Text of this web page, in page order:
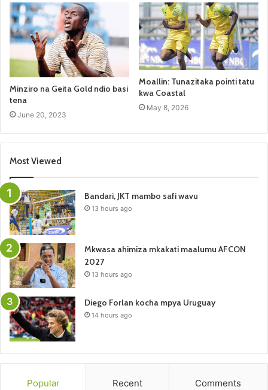
Minziro na Geita Gold ndio basi
tena
June 20, 2023
Moallin: Tunazitaka pointi tatu
kwa Coastal
May 8, 2026
Most Viewed
Bandari, JKT mambo safi wavu
13 hours ago
Mkwasa ahimiza mkakati maalumu AFCON
2027
13 hours ago
Diego Forlan kocha mpya Uruguay
14 hours ago
Popular Recent Comments